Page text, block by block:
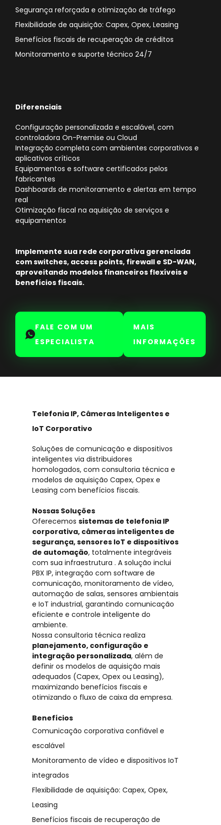
Segurança reforçada e otimização de tráfego
Flexibilidade de aquisição: Capex, Opex, Leasing
Benefícios fiscais de recuperação de créditos
Monitoramento e suporte técnico 24/7
Diferenciais
Configuração personalizada e escalável, com
controladora On-Premise ou Cloud
Integração completa com ambientes corporativos e
aplicativos críticos
Equipamentos e software certificados pelos
fabricantes
Dashboards de monitoramento e alertas em tempo
real
Otimização fiscal na aquisição de serviços e
equipamentos
Implemente sua rede corporativa gerenciada
com switches, access points, firewall e SD-WAN,
aproveitando modelos financeiros flexíveis e
benefícios fiscais.
FALE COM UM
ESPECIALISTA
MAIS
INFORMAÇÕES
Telefonia IP, Câmeras Inteligentes e
IoT Corporativo
Soluções de comunicação e dispositivos
inteligentes via distribuidores
homologados, com consultoria técnica e
modelos de aquisição Capex, Opex e
Leasing com benefícios fiscais.
Nossas Soluções
Oferecemos sistemas de telefonia IP
corporativa, câmeras inteligentes de
segurança, sensores IoT e dispositivos
de automação, totalmente integráveis
com sua infraestrutura . A solução inclui
PBX IP, integração com software de
comunicação, monitoramento de vídeo,
automação de salas, sensores ambientais
e IoT industrial, garantindo comunicação
eficiente e controle inteligente do
ambiente.
Nossa consultoria técnica realiza
planejamento, configuração e
integração personalizada, além de
definir os modelos de aquisição mais
adequados (Capex, Opex ou Leasing),
maximizando benefícios fiscais e
otimizando o fluxo de caixa da empresa.
Benefícios
Comunicação corporativa confiável e
escalável
Monitoramento de vídeo e dispositivos IoT
integrados
Flexibilidade de aquisição: Capex, Opex,
Leasing
Benefícios fiscais de recuperação de